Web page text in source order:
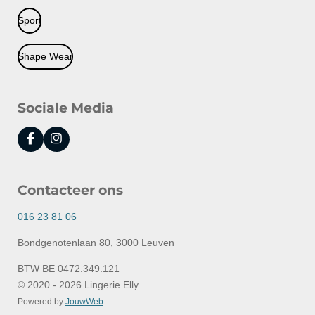
Sport
Shape Wear
Sociale Media
F
a
b
o
k
I
n
a
r
a
Contacteer ons
016 23 81 06
Bondgenotenlaan 80, 3000 Leuven
BTW BE 0472.349.121
© 2020 - 2026 Lingerie Elly
Powered by JouwWeb